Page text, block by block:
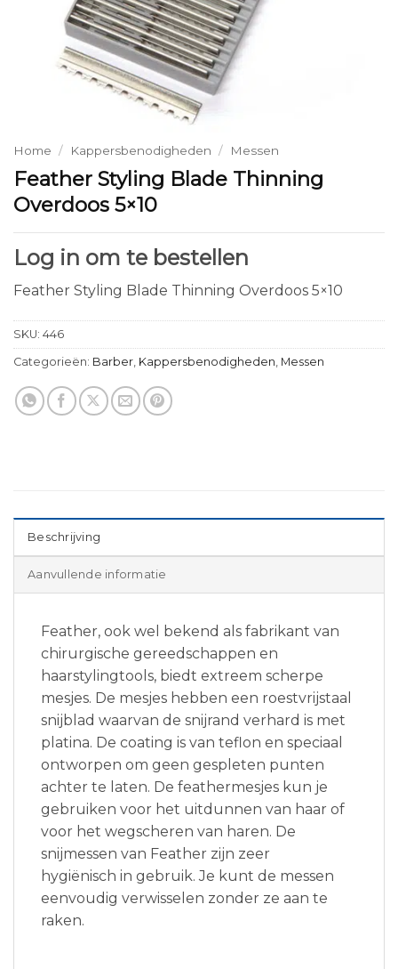
Home / Kappersbenodigheden / Messen
Feather Styling Blade Thinning
Overdoos 5×10
Log in om te bestellen
Feather Styling Blade Thinning Overdoos 5×10
SKU: 446
Categorieën: Barber Kappersbenodigheden Messen
Beschrijving
Aanvullende informatie
Feather, ook wel bekend als fabrikant van
chirurgische gereedschappen en
haarstylingtools, biedt extreem scherpe
mesjes. De mesjes hebben een roestvrijstaal
snijblad waarvan de snijrand verhard is met
platina. De coating is van teflon en speciaal
ontworpen om geen gespleten punten
achter te laten. De feathermesjes kun je
gebruiken voor het uitdunnen van haar of
voor het wegscheren van haren. De
snijmessen van Feather zijn zeer
hygiënisch in gebruik. Je kunt de messen
eenvoudig verwisselen zonder ze aan te
raken.